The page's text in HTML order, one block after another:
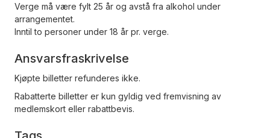
Verge må være fylt 25 år og avstå fra alkohol under
arrangementet.
Inntil to personer under 18 år pr. verge.
Ansvarsfraskrivelse
Kjøpte billetter refunderes ikke.
Rabatterte billetter er kun gyldig ved fremvisning av
medlemskort eller rabattbevis.